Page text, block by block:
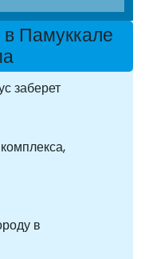
в Памуккале
заберет
в